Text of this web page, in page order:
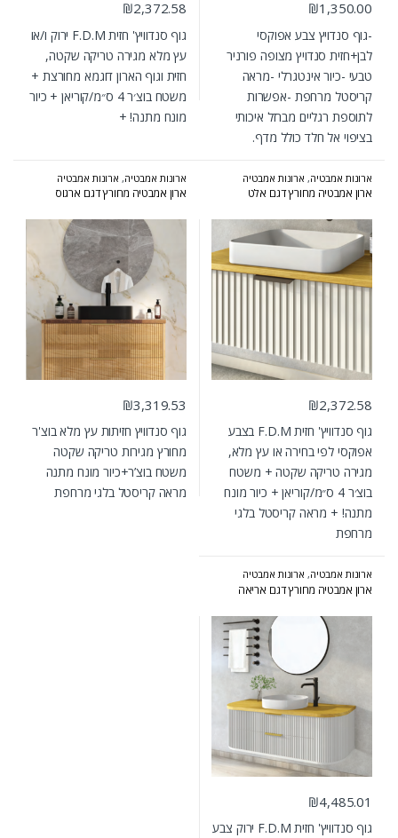
₪1,350.00
-גוף סנדויץ צבע אפוקסי
לבן+חזית סנדויץ מצופה פורניר
טבעי -כיור אינטגרלי -מראה
קריסטל מרחפת -אפשרות
לתוספת רגליים מברזל איכותי
בציפוי אל חלד כולל מדף.
₪2,372.58
גוף סנדוויץ' חזית F.D.M ירוק ו/או
עץ מלא מגירה טריקה שקטה,
חזית וגוף הארון דוגמא מחורצת +
משטח בוצ׳ר 4 ס״מ/קוריאן + כיור
מונח מתנה! +
ארונות אמבטיה, ארונות אמבטיה
מעוצבים,ארונות אמבטיה מרחפים
ארונות אמבטיה קולקציית 2024-2025
ארון אמבטיה מחורץ דגם אלט
₪2,372.58
גוף סנדוויץ' חזית F.D.M בצבע
אפוקסי לפי בחירה או עץ מלא,
מגירה טריקה שקטה + משטח
בוצ׳ר 4 ס״מ/קוריאן + כיור מונח
מתנה! + מראה קריסטל בלגי
מרחפת
ארונות אמבטיה, ארונות אמבטיה
מעוצבים,ארונות אמבטיה מרחפים
המומלצים של אולבט
ארון אמבטיה מחורץ דגם ארגוס
₪3,319.53
גוף סנדוויץ חזיתות עץ מלא בוצ'ר
מחורץ מגירות טריקה שקטה
משטח בוצ’ר+כיור מונח מתנה
מראה קריסטל בלגי מרחפת
ארונות אמבטיה, ארונות אמבטיה
מעוצבים,ארונות אמבטיה מרחפים
ארונות אמבטיה קולקציית 2024-2025
ארון אמבטיה מחורץ דגם אריאה
₪4,485.01
גוף סנדוויץ' חזית F.D.M ירוק צבע